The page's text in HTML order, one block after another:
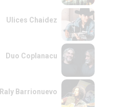
Ulices Chaidez
Duo Coplanacu
Raly Barrionuevo